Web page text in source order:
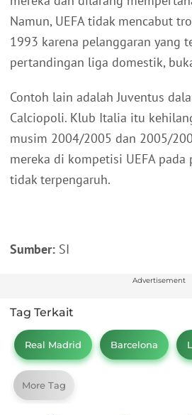
Namun, UEFA tidak mencabut
1993 karena pelanggaran yang
pertandingan liga domestik,
Contoh lain adalah Juventus
Calciopoli. Klub Italia itu
musim 2004/2005 dan 2005/
mereka di kompetisi UEFA pada
tidak terpengaruh.
Sumber: SI
Advertisement
Tag Terkait
Real Madrid Barcelona
More Tag